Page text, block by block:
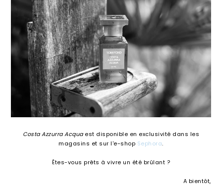
Costa Azzurra Acquaest disponible en exclusivité dans les
magasins et sur l'e-shop Sephora.
Êtes-vous prêts à vivre un été brûlant ?
A bientôt,